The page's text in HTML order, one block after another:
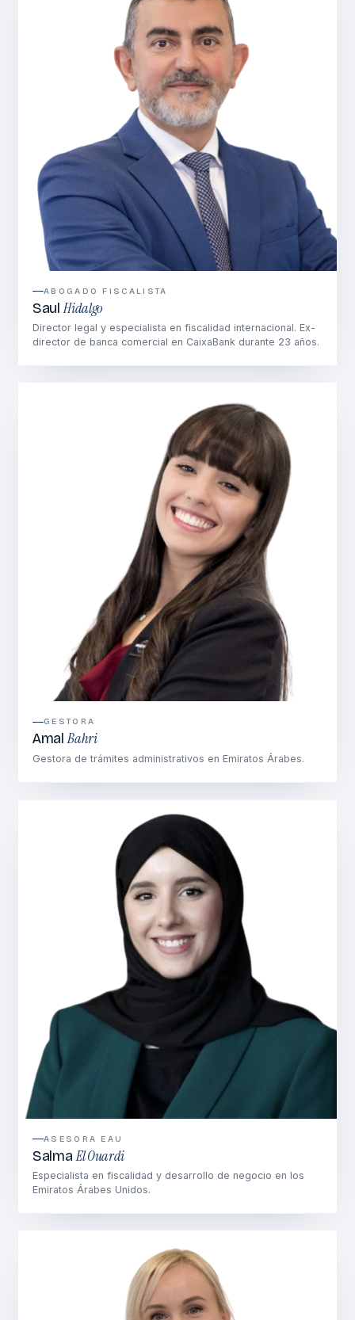
ABOGADO FISCALISTA
SaulHidalgo
Director legal y especialista en fiscalidad internacional. Ex-
director de banca comercial en CaixaBank durante 23 años.
GESTORA
AmalBahri
Gestora de trámites administrativos en Emiratos Árabes.
ASESORA EAU
SalmaEl Ouardi
Especialista en fiscalidad y desarrollo de negocio en los
Emiratos Árabes Unidos.